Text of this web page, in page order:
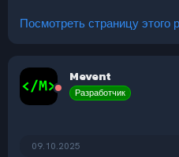
Посмотреть страницу этого
Mevent
Разработчик
09.10.2025